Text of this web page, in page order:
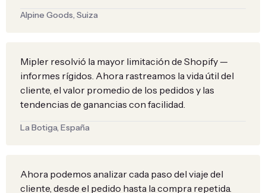
Alpine Goods, Suiza
Mipler resolvió la mayor limitación de Shopify —
informes rígidos. Ahora rastreamos la vida útil del
cliente, el valor promedio de los pedidos y las
tendencias de ganancias con facilidad.
La Botiga, España
Ahora podemos analizar cada paso del viaje del
cliente, desde el pedido hasta la compra repetida.